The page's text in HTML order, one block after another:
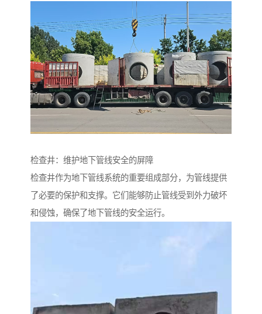
检查井：维护地下管线安全的屏障
检查井作为地下管线系统的重要组成部分，为管线提供
了必要的保护和支撑。它们能够防止管线受到外力破坏
和侵蚀，确保了地下管线的安全运行。